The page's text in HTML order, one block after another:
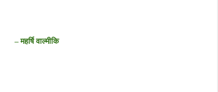
– महर्षि वाल्मीकि